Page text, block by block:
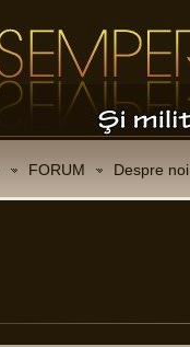
FORUM Despre noi